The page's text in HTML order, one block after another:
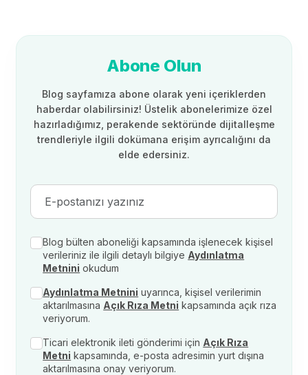
Abone Olun
Blog sayfamıza abone olarak yeni içeriklerden
haberdar olabilirsiniz! Üstelik abonelerimize özel
hazırladığımız, perakende sektöründe dijitalleşme
trendleriyle ilgili dokümana erişim ayrıcalığını da
elde edersiniz.
Blog bülten aboneliği kapsamında işlenecek kişisel
verileriniz ile ilgili detaylı bilgiye Aydınlatma
Metnini okudum
Aydınlatma Metnini uyarınca, kişisel verilerimin
aktarılmasına Açık Rıza Metni kapsamında açık rıza
veriyorum.
Ticari elektronik ileti gönderimi için Açık Rıza
Metni kapsamında, e-posta adresimin yurt dışına
aktarılmasına onay veriyorum.